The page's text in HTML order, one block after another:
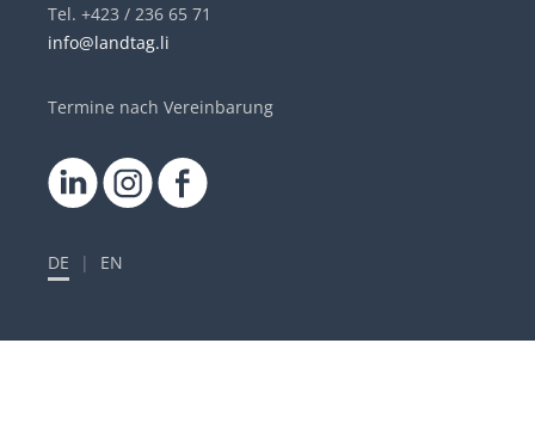
Tel. +423 / 236 65 71
info@landtag.li
Termine nach Vereinbarung
DE | EN
Quicklinks